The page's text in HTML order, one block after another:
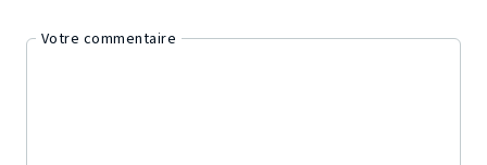
Votre commentaire